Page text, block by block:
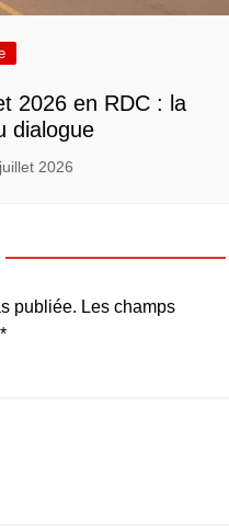
2026 en RDC : la
dialogue
2026
publiée. Les champs
*